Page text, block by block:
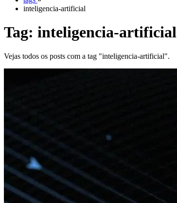
inteligencia-artificial
Tag: inteligencia-artificial
Vejas todos os posts com a tag "inteligencia-artificial".